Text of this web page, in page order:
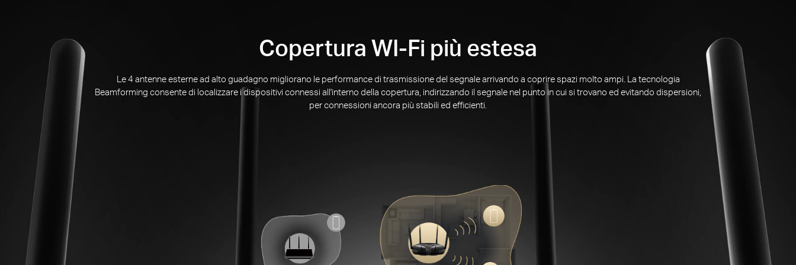
Copertura WI-Fi più estesa
Le 4 antenne esterne ad alto guadagno migliorano le performance di trasmissione del segnale arrivando a coprire spazi molto ampi. La tecnologia
Beamforming consente di localizzare i dispositivi connessi all'interno della copertura, indirizzando il segnale nel punto in cui si trovano ed evitando dispersioni,
per connessioni ancora più stabili ed efficienti.